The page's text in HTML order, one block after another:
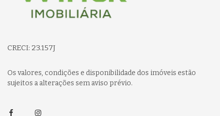
CRECI: 23.157J
Os valores, condições e disponibilidade dos imóveis estão
sujeitos a alterações sem aviso prévio.
FacebookInstagram